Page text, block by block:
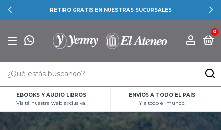
RETIRO GRATIS EN NUESTRAS SUCURSALES
0
EBOOKS Y AUDIO LIBROS
Visitá nuestra web exclusiva!
ENVÍOS A TODO EL PAÍS
Y a todo el mundo!